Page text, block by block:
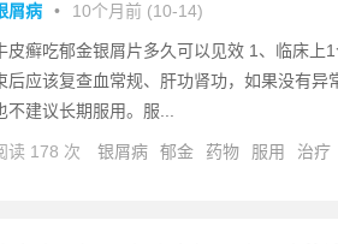
屑病 • 10个月前 (10-14)
皮癣吃郁金银屑片多久可以见效 1、临床上
后应该复查血常规、肝功肾功，如果没有异
不建议长期服用。服...
读 178 次 银屑病 郁金 药物 服用 治疗